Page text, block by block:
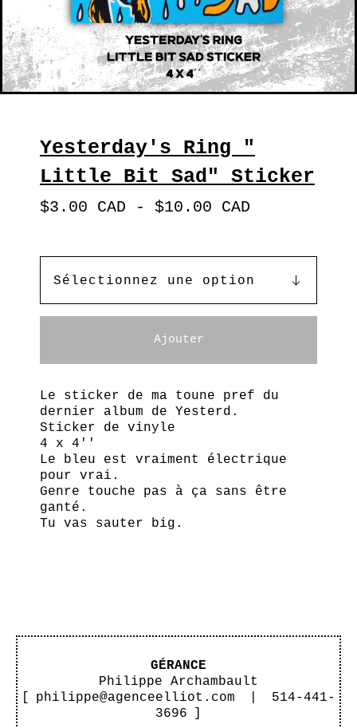
Yesterday's Ring "
Little Bit Sad" Sticker
$3.00 CAD - $10.00 CAD
Ajouter
Le sticker de ma toune pref du
dernier album de Yesterd.
Sticker de vinyle
4 x 4''
Le bleu est vraiment électrique
pour vrai.
Genre touche pas à ça sans être
ganté.
Tu vas sauter big.
GÉRANCE
Philippe Archambault
[
philippe@agenceelliot.com
514-441-
3696
]